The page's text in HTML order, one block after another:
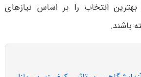
انتخاب را بر اساس نیازهای
باشند.